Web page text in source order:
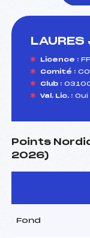
LAURES
Licence :
Comité :
Club : 03100
Val. Lic. : Oui
Points
2026)
Fond